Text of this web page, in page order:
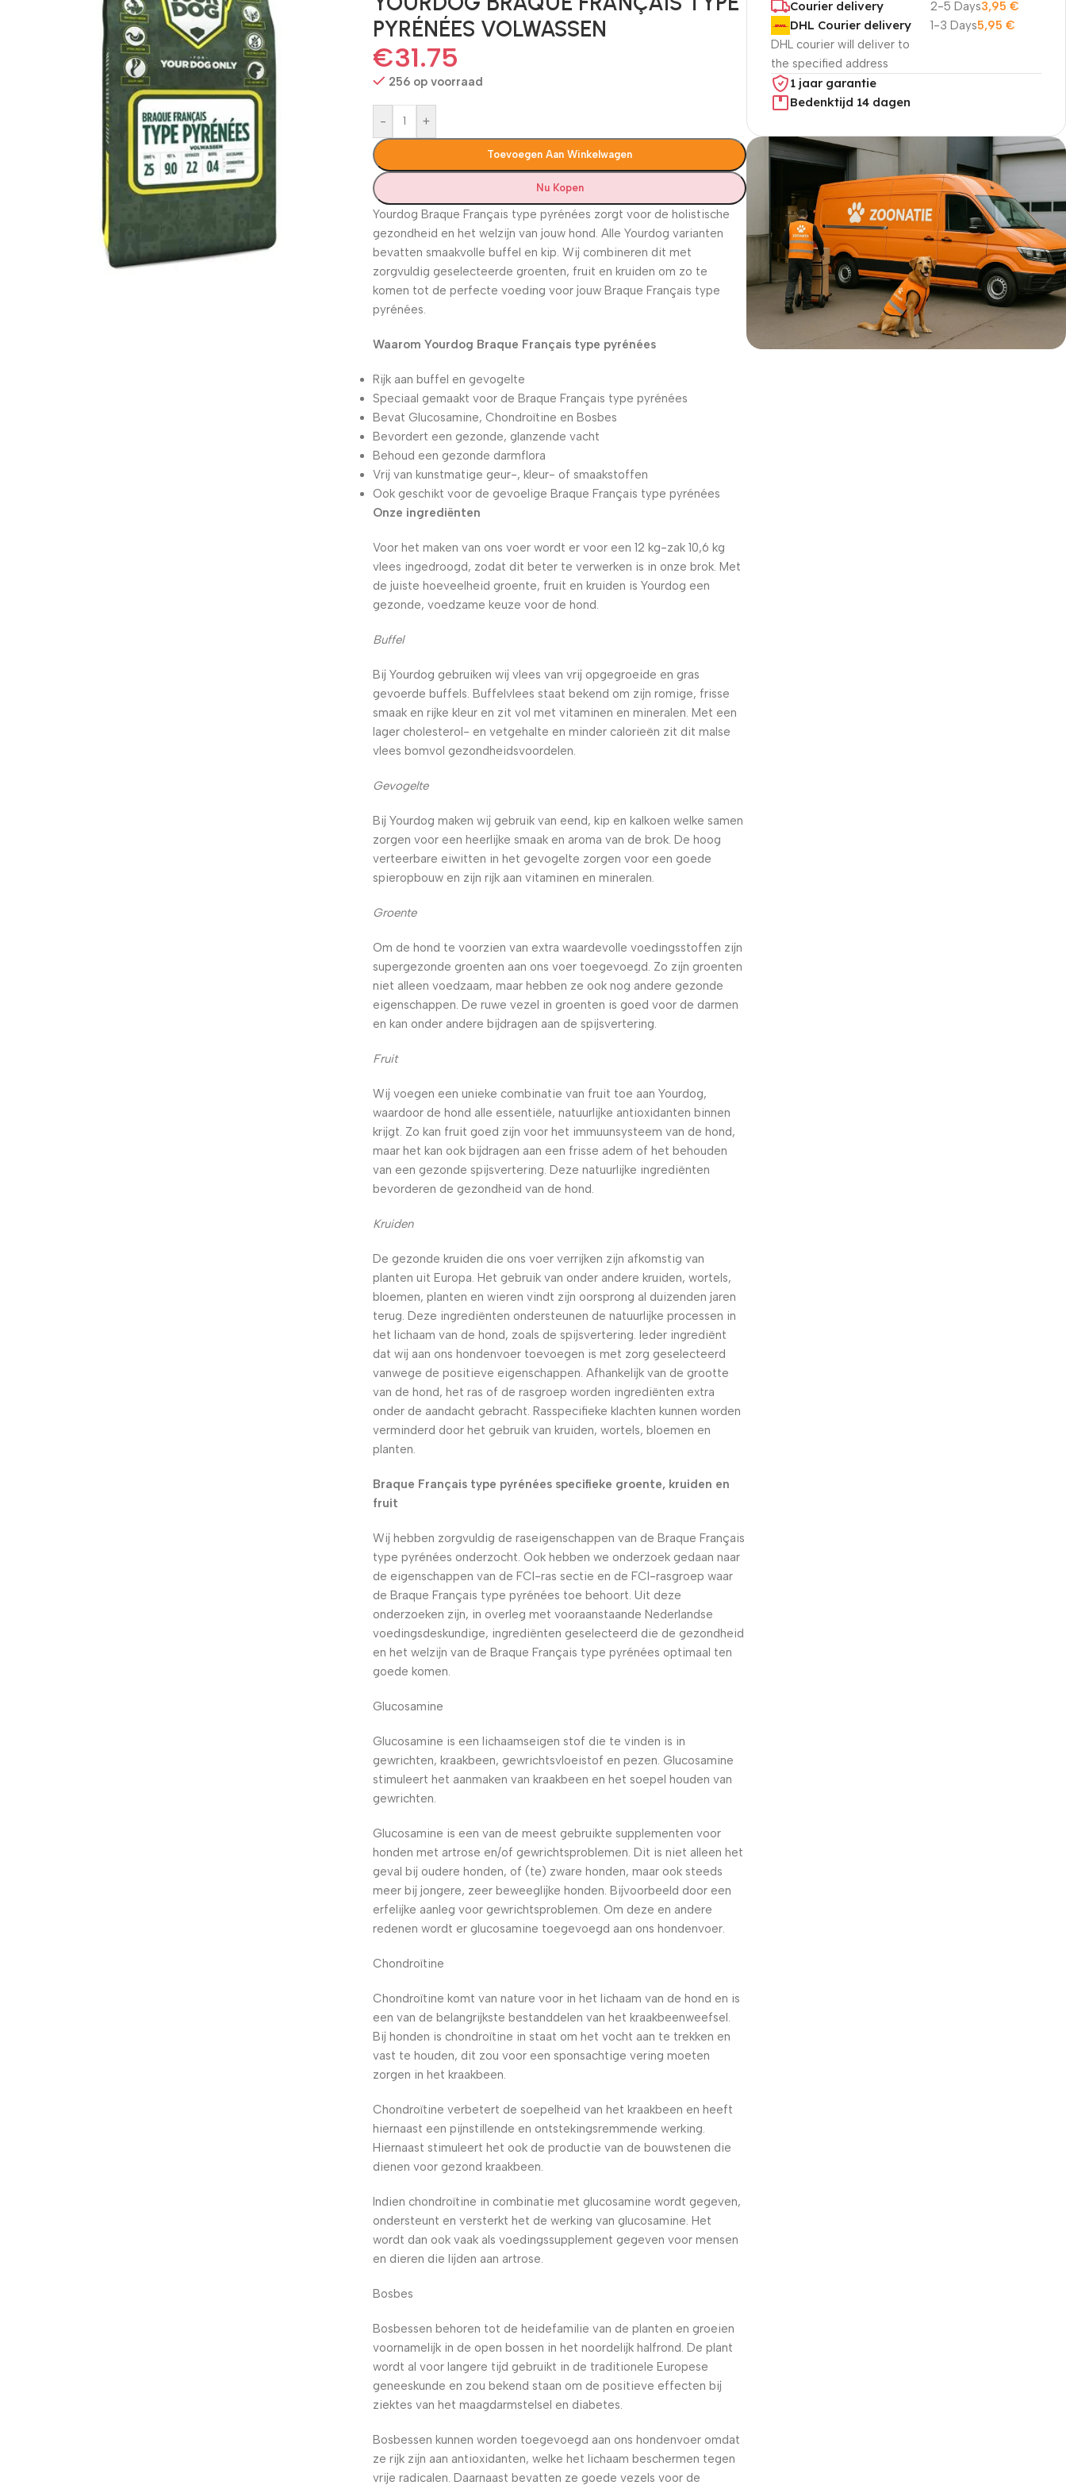
PYRÉNÉES VOLWASSEN
€31.75
256 op voorraad
- +
Toevoegen Aan Winkelwagen
Nu Kopen
Yourdog Braque Français type pyrénées zorgt voor de holistische
gezondheid en het welzijn van jouw hond. Alle Yourdog varianten
bevatten smaakvolle buffel en kip. Wij combineren dit met
zorgvuldig geselecteerde groenten, fruit en kruiden om zo te
komen tot de perfecte voeding voor jouw Braque Français type
pyrénées.
Waarom Yourdog Braque Français type pyrénées
Rijk aan buffel en gevogelte
Speciaal gemaakt voor de Braque Français type pyrénées
Bevat Glucosamine, Chondroïtine en Bosbes
Bevordert een gezonde, glanzende vacht
Behoud een gezonde darmflora
Vrij van kunstmatige geur-, kleur- of smaakstoffen
Ook geschikt voor de gevoelige Braque Français type pyrénées
Onze ingrediënten
Voor het maken van ons voer wordt er voor een 12 kg-zak 10,6 kg
vlees ingedroogd, zodat dit beter te verwerken is in onze brok. Met
de juiste hoeveelheid groente, fruit en kruiden is Yourdog een
gezonde, voedzame keuze voor de hond.
Buffel
Bij Yourdog gebruiken wij vlees van vrij opgegroeide en gras
gevoerde buffels. Buffelvlees staat bekend om zijn romige, frisse
smaak en rijke kleur en zit vol met vitaminen en mineralen. Met een
lager cholesterol- en vetgehalte en minder calorieën zit dit malse
vlees bomvol gezondheidsvoordelen.
Gevogelte
Bij Yourdog maken wij gebruik van eend, kip en kalkoen welke samen
zorgen voor een heerlijke smaak en aroma van de brok. De hoog
verteerbare eiwitten in het gevogelte zorgen voor een goede
spieropbouw en zijn rijk aan vitaminen en mineralen.
Groente
Om de hond te voorzien van extra waardevolle voedingsstoffen zijn
supergezonde groenten aan ons voer toegevoegd. Zo zijn groenten
niet alleen voedzaam, maar hebben ze ook nog andere gezonde
eigenschappen. De ruwe vezel in groenten is goed voor de darmen
en kan onder andere bijdragen aan de spijsvertering.
Fruit
Wij voegen een unieke combinatie van fruit toe aan Yourdog,
waardoor de hond alle essentiële, natuurlijke antioxidanten binnen
krijgt. Zo kan fruit goed zijn voor het immuunsysteem van de hond,
maar het kan ook bijdragen aan een frisse adem of het behouden
van een gezonde spijsvertering. Deze natuurlijke ingrediënten
bevorderen de gezondheid van de hond.
Kruiden
De gezonde kruiden die ons voer verrijken zijn afkomstig van
planten uit Europa. Het gebruik van onder andere kruiden, wortels,
bloemen, planten en wieren vindt zijn oorsprong al duizenden jaren
terug. Deze ingrediënten ondersteunen de natuurlijke processen in
het lichaam van de hond, zoals de spijsvertering. Ieder ingrediënt
dat wij aan ons hondenvoer toevoegen is met zorg geselecteerd
vanwege de positieve eigenschappen. Afhankelijk van de grootte
van de hond, het ras of de rasgroep worden ingrediënten extra
onder de aandacht gebracht. Rasspecifieke klachten kunnen worden
verminderd door het gebruik van kruiden, wortels, bloemen en
planten.
Braque Français type pyrénées specifieke groente, kruiden en
fruit
Wij hebben zorgvuldig de raseigenschappen van de Braque Français
type pyrénées onderzocht. Ook hebben we onderzoek gedaan naar
de eigenschappen van de FCI-ras sectie en de FCI-rasgroep waar
de Braque Français type pyrénées toe behoort. Uit deze
onderzoeken zijn, in overleg met vooraanstaande Nederlandse
voedingsdeskundige, ingrediënten geselecteerd die de gezondheid
en het welzijn van de Braque Français type pyrénées optimaal ten
goede komen.
Glucosamine
Glucosamine is een lichaamseigen stof die te vinden is in
gewrichten, kraakbeen, gewrichtsvloeistof en pezen. Glucosamine
stimuleert het aanmaken van kraakbeen en het soepel houden van
gewrichten.
Glucosamine is een van de meest gebruikte supplementen voor
honden met artrose en/of gewrichtsproblemen. Dit is niet alleen het
geval bij oudere honden, of (te) zware honden, maar ook steeds
meer bij jongere, zeer beweeglijke honden. Bijvoorbeeld door een
erfelijke aanleg voor gewrichtsproblemen. Om deze en andere
redenen wordt er glucosamine toegevoegd aan ons hondenvoer.
Chondroïtine
Chondroïtine komt van nature voor in het lichaam van de hond en is
een van de belangrijkste bestanddelen van het kraakbeenweefsel.
Bij honden is chondroïtine in staat om het vocht aan te trekken en
vast te houden, dit zou voor een sponsachtige vering moeten
zorgen in het kraakbeen.
Chondroïtine verbetert de soepelheid van het kraakbeen en heeft
hiernaast een pijnstillende en ontstekingsremmende werking.
Hiernaast stimuleert het ook de productie van de bouwstenen die
dienen voor gezond kraakbeen.
Indien chondroïtine in combinatie met glucosamine wordt gegeven,
ondersteunt en versterkt het de werking van glucosamine. Het
wordt dan ook vaak als voedingssupplement gegeven voor mensen
en dieren die lijden aan artrose.
Bosbes
Bosbessen behoren tot de heidefamilie van de planten en groeien
voornamelijk in de open bossen in het noordelijk halfrond. De plant
wordt al voor langere tijd gebruikt in de traditionele Europese
geneeskunde en zou bekend staan om de positieve effecten bij
ziektes van het maagdarmstelsel en diabetes.
Bosbessen kunnen worden toegevoegd aan ons hondenvoer omdat
ze rijk zijn aan antioxidanten, welke het lichaam beschermen tegen
vrije radicalen. Daarnaast bevatten ze goede vezels voor de
Courier delivery
2-5 Days3,95€
DHL Courier delivery
DHL courier will deliver to
the specified address
1-3 Days5,95€
1 jaar garantie
Bedenktijd 14 dagen